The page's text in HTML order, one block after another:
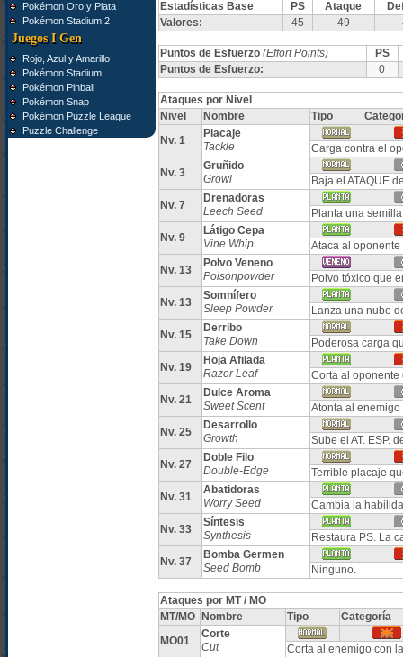
Pokémon Oro y Plata
Pokémon Stadium 2
Juegos I Gen
Rojo, Azul y Amarillo
Pokémon Stadium
Pokémon Pinball
Pokémon Snap
Pokémon Puzzle League
Puzzle Challenge
Estadísticas Base PS Ataque
Valores:
45 49
Puntos de Esfuerzo (Effort Points)
PS
Puntos de Esfuerzo:
0
Ataques por Nivel
Nivel
Nombre Tipo
Nv. 1
Placaje
Tackle
Carga contra el
Nv. 3
Gruñido
Growl
Baja el ATAQUE
Nv. 7
Drenadoras
Leech Seed
Planta una
Nv. 9
Látigo Cepa
Vine Whip
Ataca al
Nv. 13
Polvo Veneno
Poisonpowder
Polvo tóxico que
Nv. 13
Somnífero
Sleep Powder
Lanza una nube
Nv. 15
Derribo
Take Down
Poderosa carga
Nv. 19
Hoja Afilada
Razor Leaf
Corta al oponente
Nv. 21
Dulce Aroma
Sweet Scent
Atonta al
Nv. 25
Desarrollo
Growth
Sube el AT. ESP.
Nv. 27
Doble Filo
Double-Edge
Terrible placaje
Nv. 31
Abatidoras
Worry Seed
Cambia la
Nv. 33
Síntesis
Synthesis
Restaura PS. La
Nv. 37
Bomba Germen
Seed Bomb
Ninguno.
Ataques por MT / MO
MT/MO
Nombre Tipo
Categoría
MO01
Corte
Cut
Corta al enemigo con